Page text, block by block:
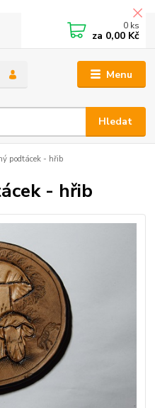
Menu
Hledat
0 ks
za 0,00 Kč
podtácek - hřib
- hřib